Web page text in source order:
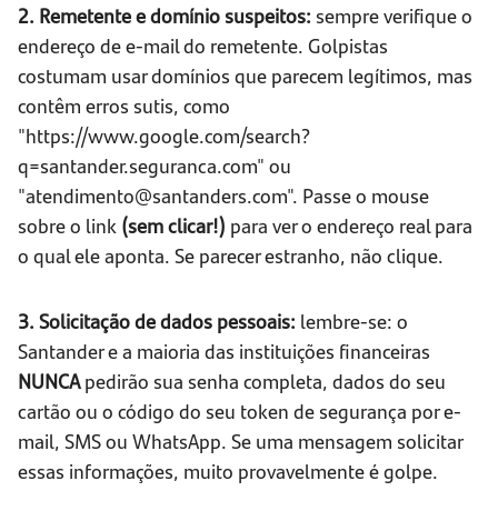
2. Remetente e domínio suspeitos: sempre verifique o
endereço de e-mail do remetente. Golpistas
costumam usar domínios que parecem legítimos, mas
contêm erros sutis, como
"https://www.google.com/search?
q=santander.seguranca.com" ou
"atendimento@santanders.com". Passe o mouse
sobre o link (sem clicar!) para ver o endereço real para
o qual ele aponta. Se parecer estranho, não clique.
3. Solicitação de dados pessoais: lembre-se: o
Santander e a maioria das instituições financeiras
NUNCApedirão sua senha completa, dados do seu
cartão ou o código do seu token de segurança por e-
mail, SMS ou WhatsApp. Se uma mensagem solicitar
essas informações, muito provavelmente é golpe.